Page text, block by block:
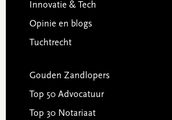
Innovatie & Tech
Opinie en blogs
Tuchtrecht
Gouden Zandlopers
Top 50 Advocatuur
Top 30 Notariaat